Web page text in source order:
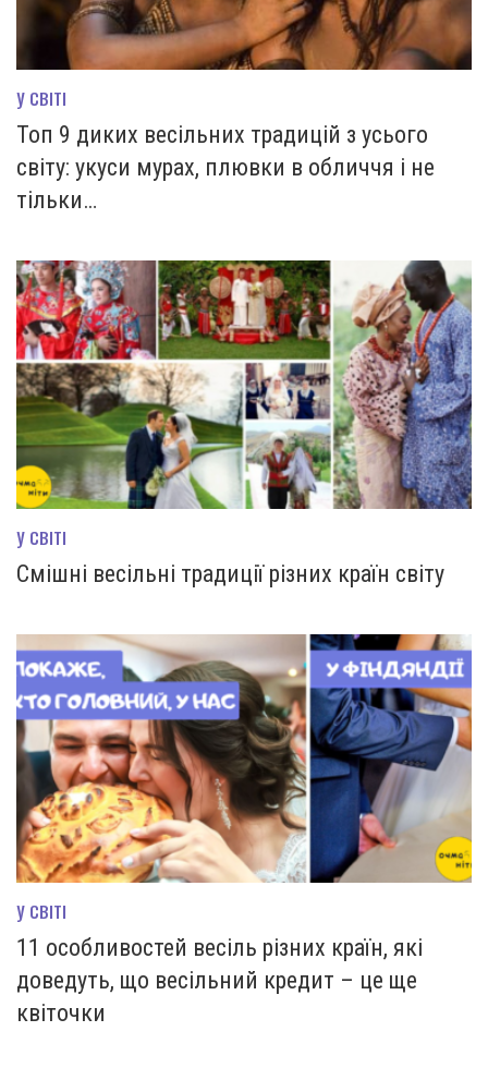
У СВІТІ
Топ 9 диких весільних традицій з усього
світу: укуси мурах, плювки в обличчя і не
тільки…
У СВІТІ
Смішні весільні традиції різних країн світу
У СВІТІ
11 особливостей весіль різних країн, які
доведуть, що весільний кредит – це ще
квіточки